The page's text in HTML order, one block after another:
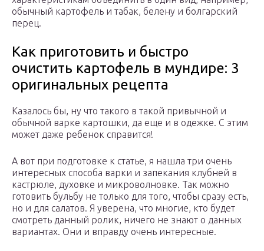
обычный картофель и табак, белену и болгарский
перец.
Как приготовить и быстро
очистить картофель в мундире: 3
оригинальных рецепта
Казалось бы, ну что такого в такой привычной и
обычной варке картошки, да еще и в одежке. С этим
может даже ребенок справится!
А вот при подготовке к статье, я нашла три очень
интересных способа варки и запекания клубней в
кастрюле, духовке и микроволновке. Так можно
готовить бульбу не только для того, чтобы сразу есть,
но и для салатов. Я уверена, что многие, кто будет
смотреть данный ролик, ничего не знают о данных
вариантах. Они и вправду очень интересные.